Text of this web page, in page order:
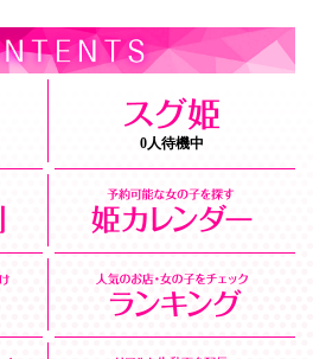
0人待機中